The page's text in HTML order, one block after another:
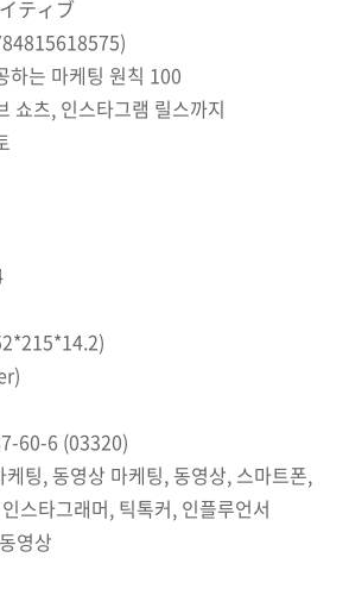
ティブ
하는 마케팅 원칙 100
쇼츠, 인스타그램 릴스까지
60-6 (03320)
팅, 동영상 마케팅, 동영상, 스마트폰,
스타그래머, 틱톡커, 인플루언서
영상